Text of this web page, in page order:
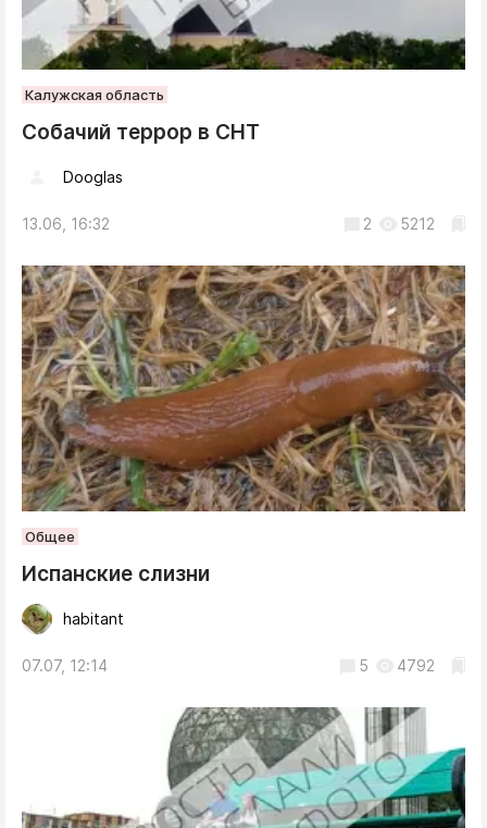
Калужская область
Собачий террор в СНТ
Dooglas
13.06, 16:32 2 5212
Общее
Испанские слизни
habitant
07.07, 12:14 5 4792